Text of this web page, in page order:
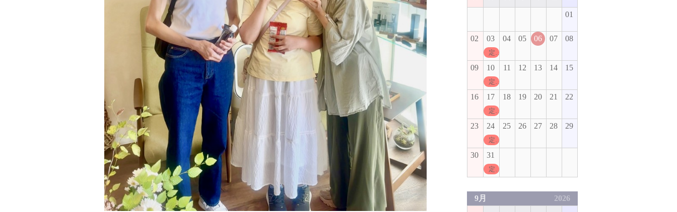
01
02 03
定休日
04 05 06 07 08
09 10
定休日
11 12 13 14 15
16 17
定休日
18 19 20 21 22
23 24
定休日
25 26 27 28 29
30 31
定休日
9月 2026